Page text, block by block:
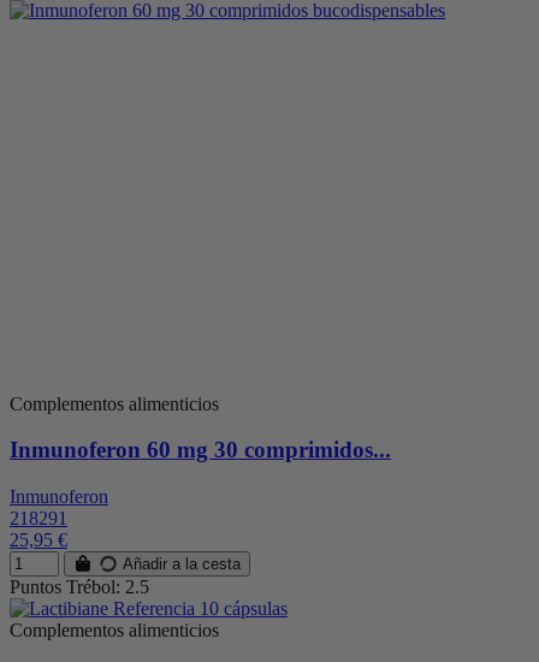
Complementos alimenticios
Inmunoferon 60 mg 30 comprimidos...
Inmunoferon
218291
25,95 €
Añadir a la cesta
Puntos Trébol: 2.5
Complementos alimenticios